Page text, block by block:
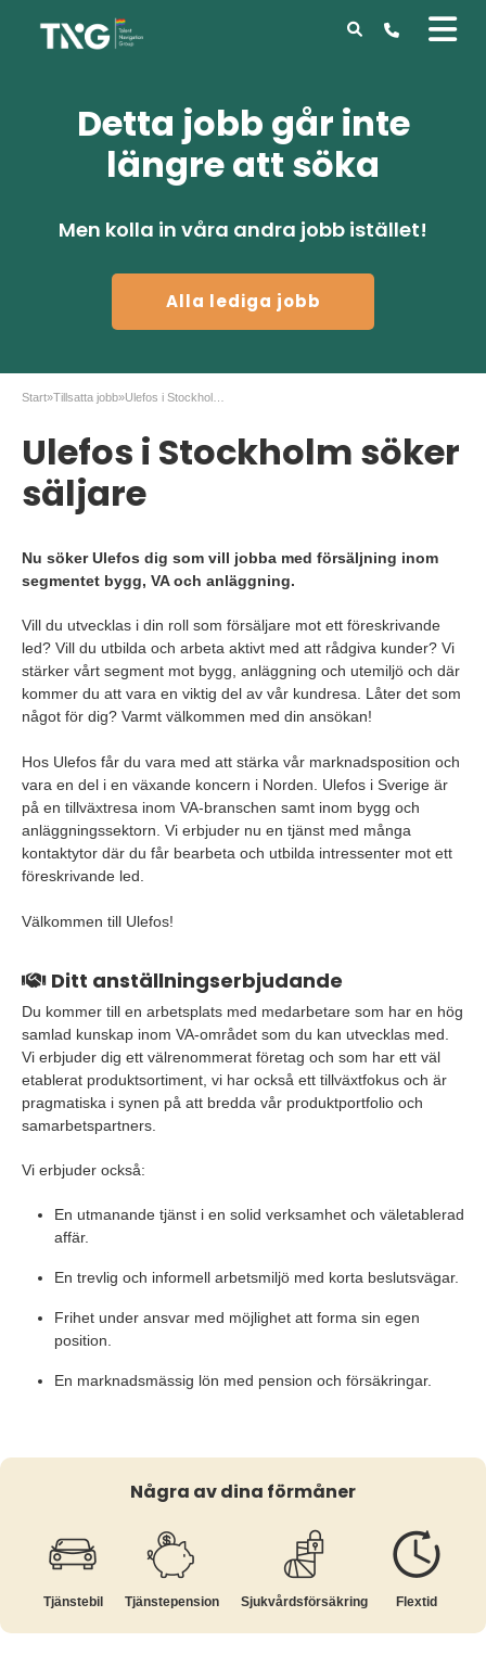
Detta jobb går inte
längre att söka
Men kolla in våra andra jobb istället!
Alla lediga jobb
Start»Tillsatta jobb»
Ulefos i Stockholm söker
säljare
Nu söker Ulefos dig som vill jobba med försäljning inom
segmentet bygg, VA och anläggning.
Vill du utvecklas i din roll som försäljare mot ett föreskrivande
led? Vill du utbilda och arbeta aktivt med att rådgiva kunder? Vi
stärker vårt segment mot bygg, anläggning och utemiljö och där
kommer du att vara en viktig del av vår kundresa. Låter det som
något för dig? Varmt välkommen med din ansökan!
Hos Ulefos får du vara med att stärka vår marknadsposition och
vara en del i en växande koncern i Norden. Ulefos i Sverige är
på en tillväxtresa inom VA-branschen samt inom bygg och
anläggningssektorn. Vi erbjuder nu en tjänst med många
kontaktytor där du får bearbeta och utbilda intressenter mot ett
föreskrivande led.
Välkommen till Ulefos!
Ditt anställningserbjudande
Du kommer till en arbetsplats med medarbetare som har en hög
samlad kunskap inom VA-området som du kan utvecklas med.
Vi erbjuder dig ett välrenommerat företag och som har ett väl
etablerat produktsortiment, vi har också ett tillväxtfokus och är
pragmatiska i synen på att bredda vår produktportfolio och
samarbetspartners.
Vi erbjuder också:
En utmanande tjänst i en solid verksamhet och väletablerad
affär.
En trevlig och informell arbetsmiljö med korta beslutsvägar.
Frihet under ansvar med möjlighet att forma sin egen
position.
En marknadsmässig lön med pension och försäkringar.
Några av dina förmåner
Tjänstebil Tjänste­pension Sjukvårds­försäkring Flextid